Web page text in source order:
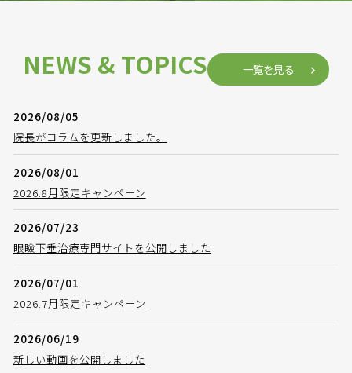
NEWS & TOPICS 一覧を見る
2026/08/05
院長がコラムを更新しました。
2026/08/01
2026.8月限定キャンペーン
2026/07/23
眼瞼下垂治療専門サイトを公開しました
2026/07/01
2026.7月限定キャンペーン
2026/06/19
新しい動画を公開しました